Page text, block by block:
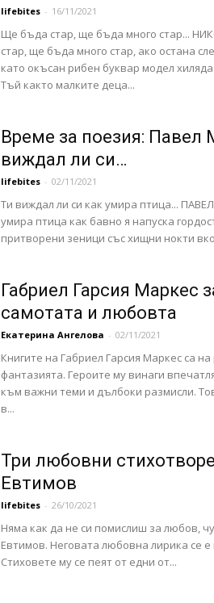
lifebites - 16/11/2021
Ще бъда стар, ще бъда много стар...
стар, ще бъда много стар, ако остана
като окъсан рибен буквар модел
Тъй както малките деца...
Време за поезия: Павел
виждал ли си…
lifebites - 02/11/2021
Ти виждал ли си как умира птица...
умира птица как бавно я напуска
притворени зеници със хищни нокти
Габриел Гарсия Маркес
самотата и любовта
Екатерина Ангелова - 02/11/2021
Книгите на Габриел Гарсия Маркес са
фантазията. Героите му винаги
към важни теми и дълбоки размисли.
в...
Три любовни
Евтимов
lifebites - 26/10/2021
Няма как да не си помислиш за любов,
Евтимов. Неговата любовна лирика се
Стиховете му се пеят от едни от...